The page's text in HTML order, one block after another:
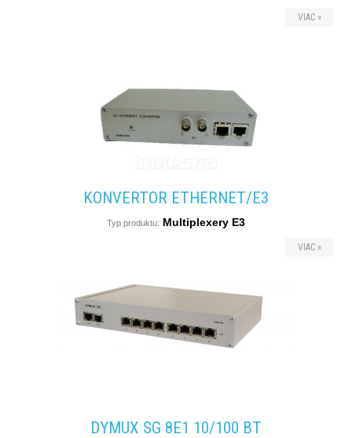
VIAC »
KONVERTOR ETHERNET/E3
Typ produktu: Multiplexery E3
VIAC »
DYMUX SG 8E1 10/100 BT